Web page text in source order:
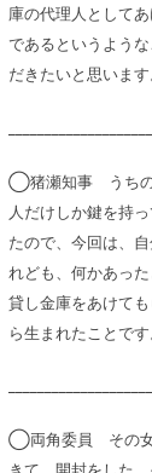
庫の代理人として
であるというよう
だきたいと思います
◯猪瀬知事 うちの
人だけしか鍵を持
たので、今回は、
れども、何かあっ
貸し金庫をあけて
ら生まれたことです
◯両角委員 その女